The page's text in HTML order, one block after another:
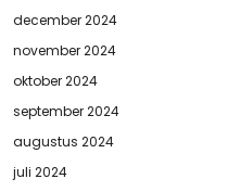
december 2024
november 2024
oktober 2024
september 2024
augustus 2024
juli 2024